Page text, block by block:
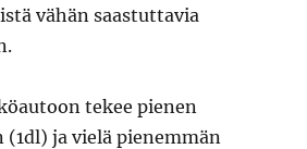
vähän saastuttavia
tekee pienen
ja vielä pienemmän